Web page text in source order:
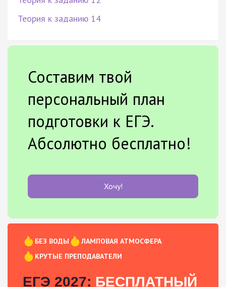
Теория к заданию 14
Составим твой
персональный план
подготовки к ЕГЭ.
Абсолютно бесплатно!
Хочу!
БЕЗ ВОДЫ
ЛАМПОВАЯ АТМОСФЕРА
КРУТЫЕ ПРЕПОДАВАТЕЛИ
ЕГЭ 2027: БЕСПЛАТНЫЙ